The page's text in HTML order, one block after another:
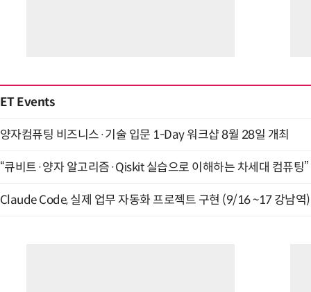
ET Events
양자컴퓨팅 비즈니스·기술 입문 1-Day 워크샵 8월 28일 개최
“큐비트·양자 알고리즘·Qiskit 실습으로 이해하는 차세대 컴퓨팅
Claude Code, 실제 업무 자동화 프로젝트 구현 (9/16 ~17 강남역)